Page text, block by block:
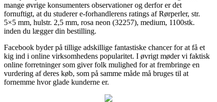
mange øvrige konsumenters observationer og derfor er det
fornuftigt, at du studerer e-forhandlerens ratings af Rørperler, str.
5×5 mm, hulstr. 2,5 mm, rosa neon (32257), medium, 1100stk.
inden du lægger din bestilling.
Facebook byder på tillige adskillige fantastiske chancer for at få et
kig ind i online virksomhedens popularitet. I øvrigt møder vi faktisk
online forretninger som giver folk mulighed for at frembringe en
vurdering af deres køb, som på samme måde må bruges til at
fornemme hvor glade kunderne er.